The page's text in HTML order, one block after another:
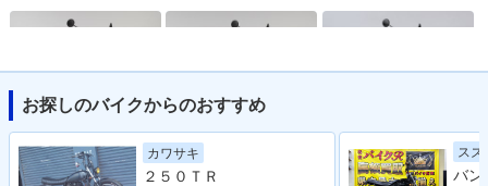
2006年 FTR トリコ
ロールカラー・カラ
ーチェンジ
2006年 FTR スタン
ダードカラー・カラ
ーチェンジ
2005年 FTR トリコ
ロールカラー・カラ
ーチェンジ
お探しのバイクからのおすすめ
カワサキ
２５０ＴＲ
スズ